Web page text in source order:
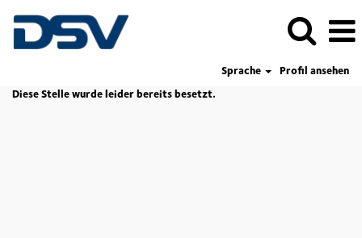
Sprache
Profil ansehen
Diese Stelle wurde leider bereits besetzt.